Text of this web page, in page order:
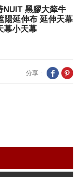
NUIT 黑膠大犛牛
陽延伸布 延伸天幕
幕小天幕
分享 :